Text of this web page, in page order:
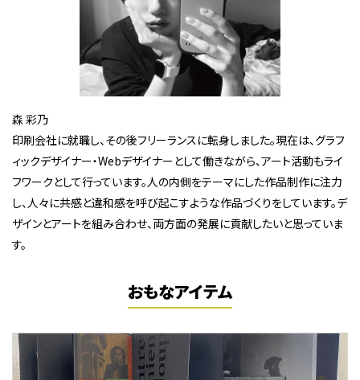
森 彩乃
印刷会社に就職し、その後フリーランスに転身しました。現在は、グラフ
ィックデザイナー・Webデザイナーとして働きながら、アート活動もライ
フワークとして行っています。人の内側をテーマにした作品制作に注力
し、人々に共感と違和感を呼び起こすような作品づくりをしています。デ
ザインとアートを組み合わせ、両方面の発展に貢献したいと思っていま
す。
おもなアイテム